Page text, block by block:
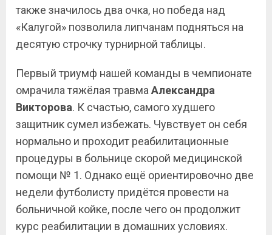
также значилось два очка, но победа над
«Калугой» позволила липчанам подняться на
десятую строчку турнирной таблицы.
Первый триумф нашей команды в чемпионате
омрачила тяжёлая травма Александра
Викторова. К счастью, самого худшего
защитник сумел избежать. Чувствует он себя
нормально и проходит реабилитационные
процедуры в больнице скорой медицинской
помощи № 1. Однако ещё ориентировочно две
недели футболисту придётся провести на
больничной койке, после чего он продолжит
курс реабилитации в домашних условиях.